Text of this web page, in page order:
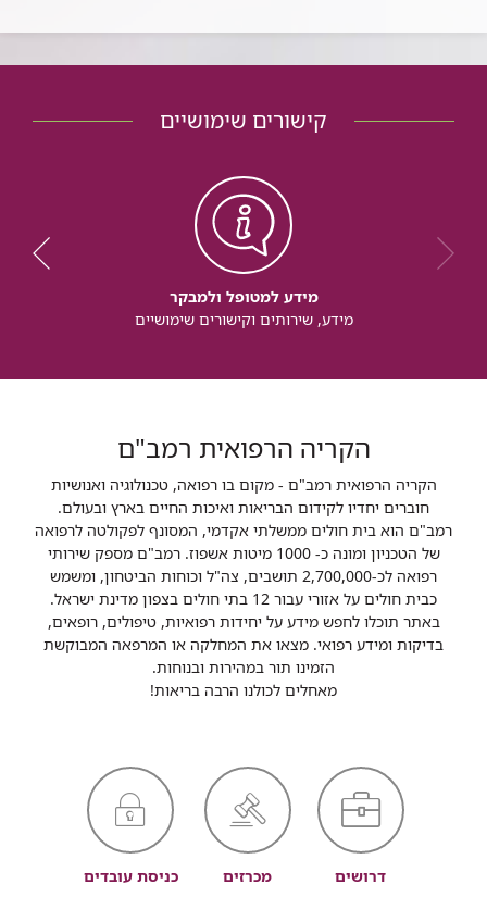
קישורים שימושיים
מידע למטופל ולמבקר
מידע, שירותים וקישורים שימושיים
הקריה הרפואית רמב"ם
הקריה הרפואית רמב"ם - מקום בו רפואה, טכנולוגיה ואנושיות
חוברים יחדיו לקידום הבריאות ואיכות החיים בארץ ובעולם.
רמב"ם הוא בית חולים ממשלתי אקדמי, המסונף לפקולטה לרפואה
של הטכניון ומונה כ- 1000 מיטות אשפוז. רמב"ם מספק שירותי
רפואה לכ-2,700,000 תושבים, צה"ל וכוחות הביטחון, ומשמש
כבית חולים על אזורי עבור 12 בתי חולים בצפון מדינת ישראל.
באתר תוכלו לחפש מידע על יחידות רפואיות, טיפולים, רופאים,
בדיקות ומידע רפואי. מצאו את המחלקה או המרפאה המבוקשת
הזמינו תור במהירות ובנוחות.
מאחלים לכולנו הרבה בריאות!
דרושים מכרזים כניסת עובדים